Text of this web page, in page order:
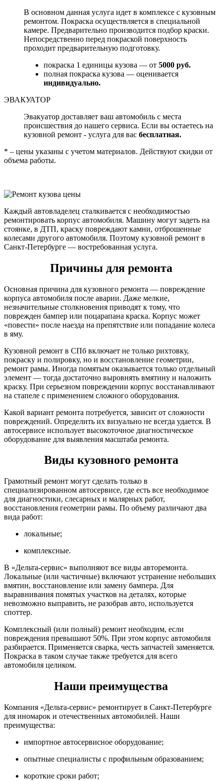
В основном данная услуга идет в комплексе с кузовным
ремонтом. Покраска осуществляется в специальной
камере. Предварительно производится подбор краски.
Непосредственно перед покраской поверхность
проходит предварительную подготовку.
покраска 1 единицы кузова — от 5000 руб.
полная покраска кузова — оценивается
индивидуально.
ЭВАКУАТОР
Эвакуатор доставляет ваш автомобиль с места
происшествия до нашего сервиса. Если вы остаетесь на
кузовной ремонт - услуга для вас бесплатная.
* – цены указаны с учетом материалов. Действуют скидки от
объема работы.
Каждый автовладелец сталкивается с необходимостью
ремонтировать корпус автомобиля. Машину могут задеть на
стоянке, в ДТП, краску повреждают камни, отброшенные
колесами другого автомобиля. Поэтому кузовной ремонт в
Санкт-Петербурге — востребованная услуга.
Причины для ремонта
Основная причина для кузовного ремонта — повреждение
корпуса автомобиля после аварии. Даже мелкие,
незначительные столкновения приводят к тому, что
поврежден бампер или поцарапана краска. Корпус может
«повести» после наезда на препятствие или попадание колеса
в яму.
Кузовной ремонт в СПб включает не только рихтовку,
покраску и полировку, но и восстановление геометрии,
ремонт рамы. Иногда помятым оказывается только отдельный
элемент — тогда достаточно выровнять вмятину и наложить
краску. При серьезном повреждении корпус восстанавливают
на стапеле с применением сложного оборудования.
Какой вариант ремонта потребуется, зависит от сложности
повреждений. Определить их визуально не всегда удается. В
автосервисе использует высокоточное диагностическое
оборудование для выявления масштаба ремонта.
Виды кузовного ремонта
Грамотный ремонт могут сделать только в
специализированном автосервисе, где есть все необходимое
для диагностики, слесарных и малярных работ,
восстановления геометрии рамы. По объему различают два
вида работ:
локальные;
комплексные.
В «Дельта-сервис» выполняют все виды авторемонта.
Локальные (или частичные) включают устранение небольших
вмятин, восстановление или замену бампера. Для
выравнивания помятых участков на деталях, которые
невозможно выправить, не разобрав авто, используется
споттер.
Комплексный (или полный) ремонт необходим, если
повреждения превышают 50%. При этом корпус автомобиля
разбирается. Применяется сварка, честь запчастей заменяется.
Покраска в таком случае также требуется для всего
автомобиля целиком.
Наши преимущества
Компания «Дельта-сервис» ремонтирует в Санкт-Петербурге
для иномарок и отечественных автомобилей. Наши
преимущества:
импортное автосервисное оборудование;
опытные специалисты с профильным образованием;
короткие сроки работ;